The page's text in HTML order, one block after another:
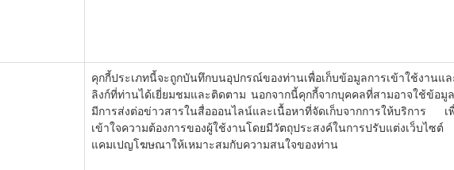
คุกกี้ประเภทนี้จะถูกบันทึกบนอุปกรณ์ของท่านเพื่อเก็บข้อมูลการเข้าใช้งานแ
ลิงก์ที่ท่านได้เยี่ยมชมและติดตาม นอกจากนี้คุกกี้จากบุคคลที่สามอาจใช้ข้อมู
มีการส่งต่อข่าวสารในสื่อออนไลน์และเนื้อหาที่จัดเก็บจากการให้บริการ เ
เข้าใจความต้องการของผู้ใช้งานโดยมีวัตถุประสงค์ในการปรับแต่งเว็บไซต์
แคมเปญโฆษณาให้เหมาะสมกับความสนใจของท่าน